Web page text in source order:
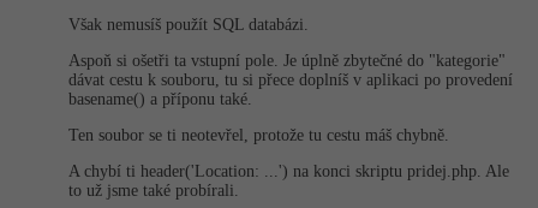
Však nemusíš použít SQL databázi.
Aspoň si ošetři ta vstupní pole. Je úplně zbytečné do "kategorie"
dávat cestu k souboru, tu si přece doplníš v aplikaci po provedení
basename() a příponu také.
Ten soubor se ti neotevřel, protože tu cestu máš chybně.
A chybí ti header('Location: ...') na konci skriptu pridej.php. Ale
to už jsme také probírali.